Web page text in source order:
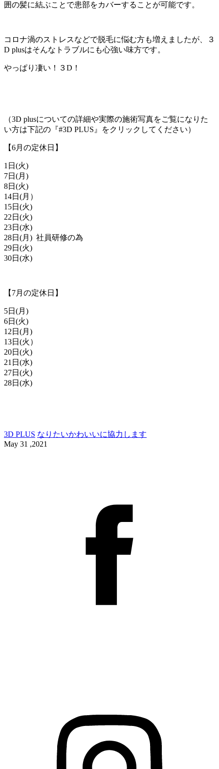
囲の髪に結ぶことで患部をカバーすることが可能です。
コロナ渦のストレスなどで脱毛に悩む方も増えましたが、３
D plusはそんなトラブルにも心強い味方です。
やっぱり凄い！３D！
（3D plusについての詳細や実際の施術写真をご覧になりた
い方は下記の『#3D PLUS』をクリックしてください）
【6月の定休日】
1日(火)
7日(月)
8日(火)
14日(月）
15日(火)
22日(火)
23日(水)
28日(月) 社員研修の為
29日(火)
30日(水)
【7月の定休日】
5日(月)
6日(火)
12日(月)
13日(火）
20日(火)
21日(水)
27日(火)
28日(水)
3D PLUS なりたいかわいいに協力します
May 31 ,2021